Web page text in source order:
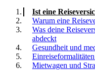
Ist eine
Warum eine
Was deine
abdeckt
Gesundheit und
Mietwagen und